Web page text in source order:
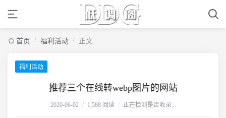
首页 / 福利活动 / 正文
福利活动
推荐三个在线转webp图片的网站
2020-06-02 / 1,588 阅读 / 正在检测是否收录...